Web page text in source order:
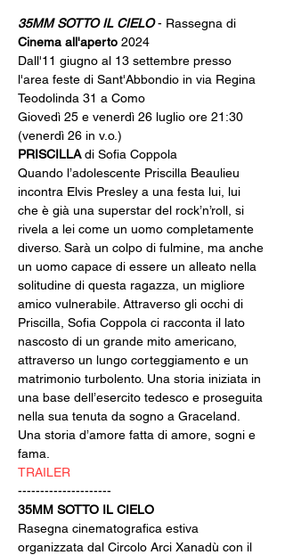
35MM SOTTO IL CIELO - Rassegna di
Cinema all'aperto 2024
Dall'11 giugno al 13 settembre presso
l'area feste di Sant'Abbondio in via Regina
Teodolinda 31 a Como
Giovedì 25 e venerdì 26 luglio ore 21:30
(venerdì 26 in v.o.)
PRISCILLA di Sofia Coppola
Quando l’adolescente Priscilla Beaulieu
incontra Elvis Presley a una festa lui, lui
che è già una superstar del rock’n’roll, si
rivela a lei come un uomo completamente
diverso. Sarà un colpo di fulmine, ma anche
un uomo capace di essere un alleato nella
solitudine di questa ragazza, un migliore
amico vulnerabile. Attraverso gli occhi di
Priscilla, Sofia Coppola ci racconta il lato
nascosto di un grande mito americano,
attraverso un lungo corteggiamento e un
matrimonio turbolento. Una storia iniziata in
una base dell’esercito tedesco e proseguita
nella sua tenuta da sogno a Graceland.
Una storia d’amore fatta di amore, sogni e
fama.
TRAILER
---------------------
35MM SOTTO IL CIELO
Rasegna cinematografica estiva
organizzata dal Circolo Arci Xanadù con il